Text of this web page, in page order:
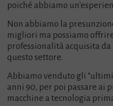
poiché abbiamo
Non abbiamo la
migliori ma possiamo
professionalità acquisita
questo settore.
Abbiamo venduto gli
anni 90, per poi passare ai
macchine a tecnologia